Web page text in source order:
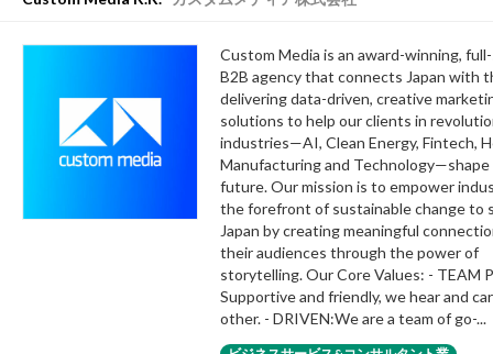
Custom Media is an award-winning,
B2B agency that connects Japan with
delivering data-driven, creative
solutions to help our clients in
industries—AI, Clean Energy, Fintech,
Manufacturing and
future. Our mission is to empower
the forefront of sustainable change to
Japan by creating meaningful
their audiences through the power of
storytelling. Our Core Values: - TEAM
Supportive and friendly, we hear and
other. - DRIVEN:We are a team of go-...